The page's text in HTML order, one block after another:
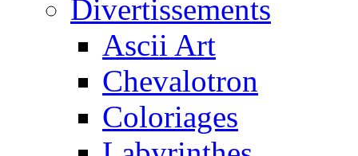
Divertissements
Ascii Art
Chevalotron
Coloriages